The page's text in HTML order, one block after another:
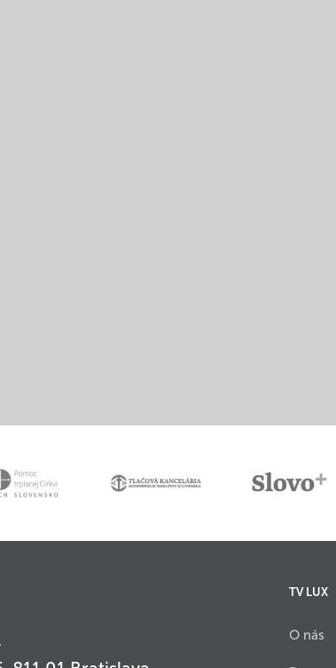
TV LUX
O nás